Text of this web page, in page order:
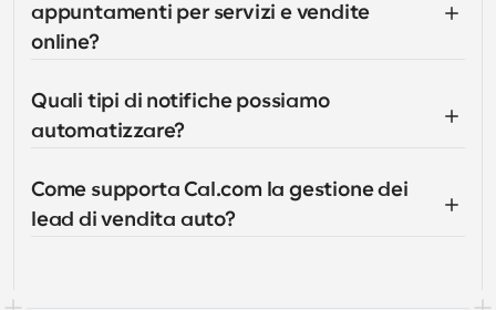
appuntamenti per servizi e vendite
online?
Quali tipi di notifiche possiamo
automatizzare?
Come supporta Cal.com la gestione dei
lead di vendita auto?